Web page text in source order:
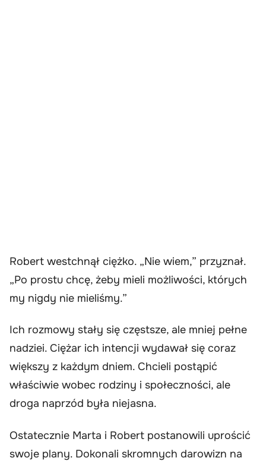
Robert westchnął ciężko. „Nie wiem,” przyznał.
„Po prostu chcę, żeby mieli możliwości, których
my nigdy nie mieliśmy.”
Ich rozmowy stały się częstsze, ale mniej pełne
nadziei. Ciężar ich intencji wydawał się coraz
większy z każdym dniem. Chcieli postąpić
właściwie wobec rodziny i społeczności, ale
droga naprzód była niejasna.
Ostatecznie Marta i Robert postanowili uprościć
swoje plany. Dokonali skromnych darowizn na